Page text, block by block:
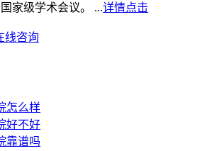
家级学术会议。 ...详情点击
线咨询
怎么样
好不好
靠谱吗